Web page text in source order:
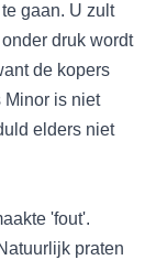
gaan. U zult
druk wordt
de kopers
Minor is niet
elders niet
'fout'.
praten